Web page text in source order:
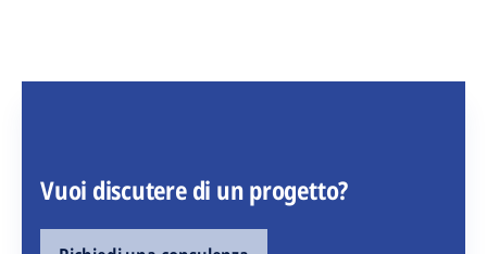
Vuoi discutere di un progetto?